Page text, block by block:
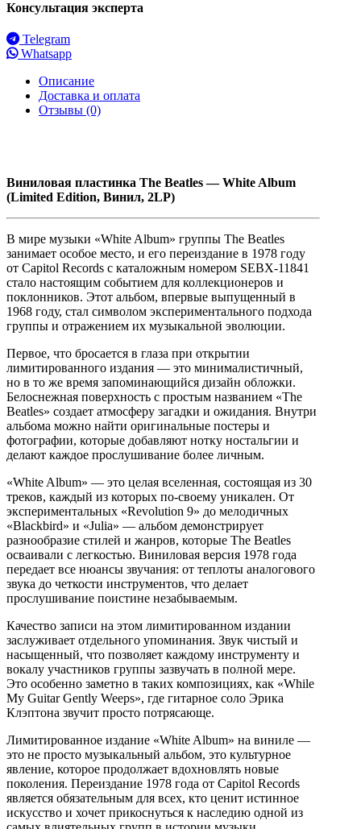
Консультация эксперта
Telegram
Whatsapp
Описание
Доставка и оплата
Отзывы (0)
Виниловая пластинка The Beatles — White Album
(Limited Edition, Винил, 2LP)
В мире музыки «White Album» группы The Beatles
занимает особое место, и его переиздание в 1978 году
от Capitol Records с каталожным номером SEBX-11841
стало настоящим событием для коллекционеров и
поклонников. Этот альбом, впервые выпущенный в
1968 году, стал символом экспериментального подхода
группы и отражением их музыкальной эволюции.
Первое, что бросается в глаза при открытии
лимитированного издания — это минималистичный,
но в то же время запоминающийся дизайн обложки.
Белоснежная поверхность с простым названием «The
Beatles» создает атмосферу загадки и ожидания. Внутри
альбома можно найти оригинальные постеры и
фотографии, которые добавляют нотку ностальгии и
делают каждое прослушивание более личным.
«White Album» — это целая вселенная, состоящая из 30
треков, каждый из которых по-своему уникален. От
экспериментальных «Revolution 9» до мелодичных
«Blackbird» и «Julia» — альбом демонстрирует
разнообразие стилей и жанров, которые The Beatles
осваивали с легкостью. Виниловая версия 1978 года
передает все нюансы звучания: от теплоты аналогового
звука до четкости инструментов, что делает
прослушивание поистине незабываемым.
Качество записи на этом лимитированном издании
заслуживает отдельного упоминания. Звук чистый и
насыщенный, что позволяет каждому инструменту и
вокалу участников группы зазвучать в полной мере.
Это особенно заметно в таких композициях, как «While
My Guitar Gently Weeps», где гитарное соло Эрика
Клэптона звучит просто потрясающе.
Лимитированное издание «White Album» на виниле —
это не просто музыкальный альбом, это культурное
явление, которое продолжает вдохновлять новые
поколения. Переиздание 1978 года от Capitol Records
является обязательным для всех, кто ценит истинное
искусство и хочет прикоснуться к наследию одной из